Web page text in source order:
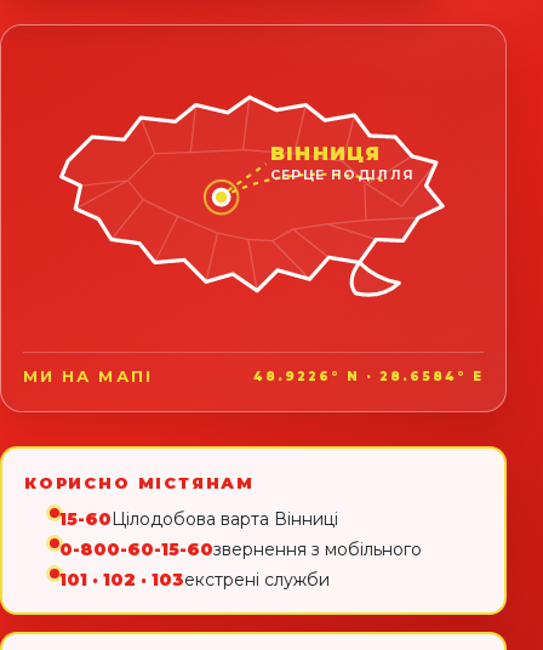
ВІННИЦЯ
СЕРЦЕ ПОДІЛЛЯ
МИ НА МАПІ 48.9226° N · 28.6584° E
КОРИСНО МІСТЯНАМ
15-60Цілодобова варта Вінниці
0-800-60-15-60звернення з мобільного
101 · 102 · 103екстрені служби